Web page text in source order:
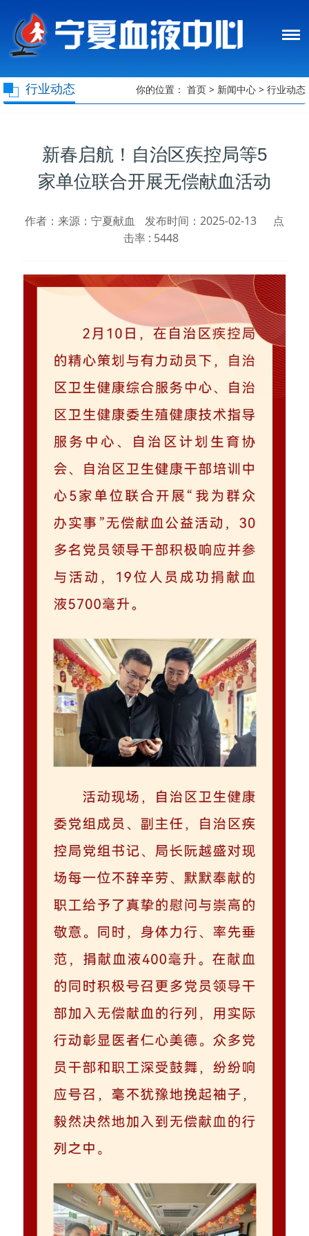
行业动态 你的位置： 首页 > 新闻中心 > 行业动态
新春启航！自治区疾控局等5
家单位联合开展无偿献血活动
作者：来源：宁夏献血 发布时间：2025-02-13
点
击率 : 5448